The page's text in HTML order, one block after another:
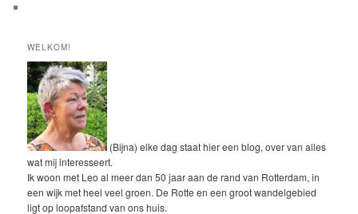
WELKOM!
(Bijna) elke dag staat hier een blog, over van alles
wat mij interesseert.
Ik woon met Leo al meer dan 50 jaar aan de rand van Rotterdam, in
een wijk met heel veel groen. De Rotte en een groot wandelgebied
ligt op loopafstand van ons huis.